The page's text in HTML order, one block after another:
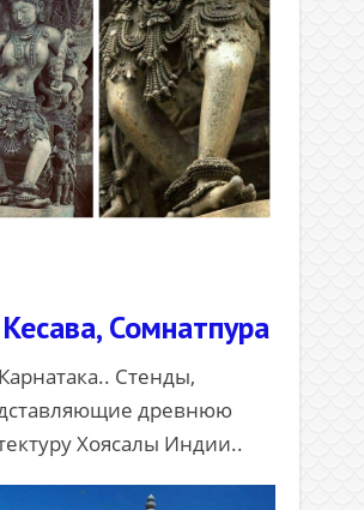
Сомнатпура
Карнатака.. Стенды,
древнюю
Хоясалы Индии..